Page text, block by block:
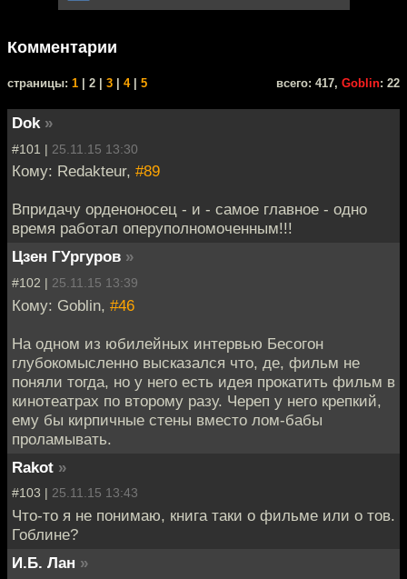
Комментарии
cтраницы: 1 | 2 | 3 4| 5 всего: 417, Goblin: 22
Dok »
#101 | 25.11.15 13:30
Кому: Redakteur, #89
Впридачу орденоносец - и - самое главное - одно
время работал оперуполномоченным!!!
Цзен ГУргуров »
#102 | 25.11.15 13:39
Кому: Goblin, #46
На одном из юбилейных интервью Бесогон
глубокомысленно высказался что, де, фильм не
поняли тогда, но у него есть идея прокатить фильм в
кинотеатрах по второму разу. Череп у него крепкий,
ему бы кирпичные стены вместо лом-бабы
проламывать.
Rakot »
#103 | 25.11.15 13:43
Что-то я не понимаю, книга таки о фильме или о тов.
Гоблине?
И.Б. Лан »